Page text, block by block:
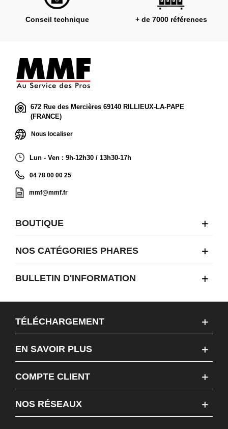
Conseil technique + de 7000 références
672 Rue des Mercières 69140 RILLIEUX-LA-PAPE
(FRANCE)
Nous localiser
Lun - Ven : 9h-12h30 / 13h30-17h
04 78 00 00 25
mmf@mmf.fr
BOUTIQUE
NOS CATÉGORIES PHARES
BULLETIN D'INFORMATION
TÉLÉCHARGEMENT
EN SAVOIR PLUS
COMPTE CLIENT
NOS RÉSEAUX